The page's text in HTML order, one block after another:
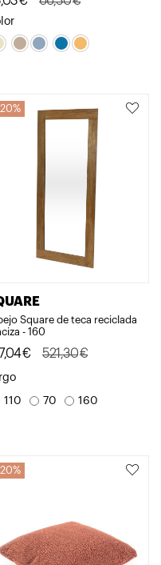
20%
Square de teca reciclada
- 160
521,30€
€
110 70 160
20%